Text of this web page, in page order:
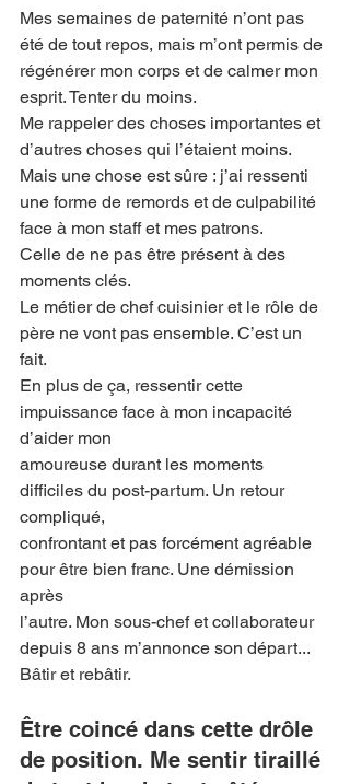
Mes semaines de paternité n’ont pas
été de tout repos, mais m’ont permis de
régénérer mon corps et de calmer mon
esprit. Tenter du moins.
Me rappeler des choses importantes et
d’autres choses qui l’étaient moins.
Mais une chose est sûre : j’ai ressenti
une forme de remords et de culpabilité
face à mon staff et mes patrons.
Celle de ne pas être présent à des
moments clés.
Le métier de chef cuisinier et le rôle de
père ne vont pas ensemble. C’est un
fait.
En plus de ça, ressentir cette
impuissance face à mon incapacité
d’aider mon
amoureuse durant les moments
difficiles du post-partum. Un retour
compliqué,
confrontant et pas forcément agréable
pour être bien franc. Une démission
après
l’autre. Mon sous-chef et collaborateur
depuis 8 ans m’annonce son départ...
Bâtir et rebâtir.
Être coincé dans cette drôle
de position. Me sentir tiraillé